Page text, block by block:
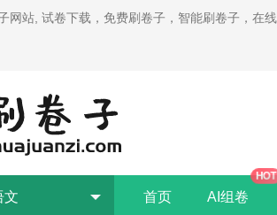
网站, 试卷下载，免费刷卷子，智能刷卷子，在
文 首页 AI组卷
HOT